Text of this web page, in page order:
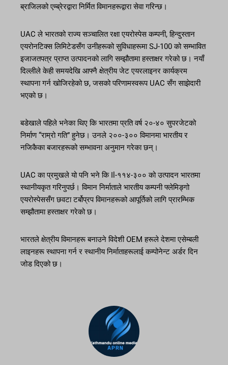
ब्राजिलको एम्ब्रेरद्वारा निर्मित विमानहरूद्वारा सेवा गरिन्छ।
UAC ले भारतको राज्य सञ्चालित रक्षा एयरोस्पेस कम्पनी, हिन्दुस्तान
एयरोनटिक्स लिमिटेडसँग उनीहरूको सुविधाहरूमा SJ-100 को सम्भावित
इजाजतपत्र प्राप्त उत्पादनको लागि सम्झौतामा हस्ताक्षर गरेको छ। नयाँ
दिल्लीले केही समयदेखि आफ्नै क्षेत्रीय जेट एयरलाइनर कार्यक्रम
स्थापना गर्न खोजिरहेको छ, जसको परिणामस्वरूप UAC सँग साझेदारी
भएको छ।
बडेखाले पहिले भनेका थिए कि भारतमा प्रति वर्ष २०-४० सुपरजेटको
निर्माण “राम्रो गति” हुनेछ। उनले २००-३०० विमानमा भारतीय र
नजिकैका बजारहरूको सम्भावना अनुमान गरेका छन्।
UAC का प्रमुखले यो पनि भने कि Il-११४-३०० को उत्पादन भारतमा
स्थानीयकृत गरिनुपर्छ। विमान निर्माताले भारतीय कम्पनी फ्लेमिङ्गो
एयरोस्पेससँग छवटा टर्बोप्रप विमानहरूको आपूर्तिको लागि प्रारम्भिक
सम्झौतामा हस्ताक्षर गरेको छ।
भारतले क्षेत्रीय विमानहरू बनाउने विदेशी OEM हरूले देशमा एसेम्बली
लाइनहरू स्थापना गर्न र स्थानीय निर्माताहरूलाई कम्पोनेन्ट अर्डर दिन
जोड दिएको छ।